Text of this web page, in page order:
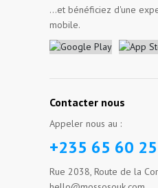
...et bénéficiez d'une
mobile.
Contacter nous
Appeler nous au :
+235 65 60
Rue 2038, Route de la